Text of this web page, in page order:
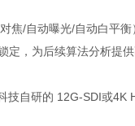
/自动曝光/自动白平
，为后续算法分析提供
技自研的 12G-SDI或